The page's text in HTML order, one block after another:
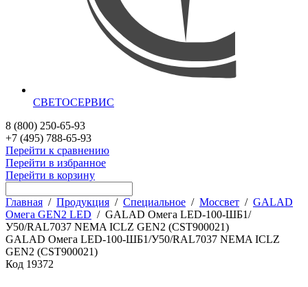
СВЕТОСЕРВИС
8 (800) 250-65-93
+7 (495) 788-65-93
Перейти к сравнению
Перейти в избранное
Перейти в корзину
Главная / Продукция / Специальное / Моссвет / GALAD
Омега GEN2 LED / GALAD Омега LED-100-ШБ1/
У50/RAL7037 NEMA ICLZ GEN2 (CST900021)
GALAD Омега LED-100-ШБ1/У50/RAL7037 NEMA ICLZ
GEN2 (CST900021)
Код 19372